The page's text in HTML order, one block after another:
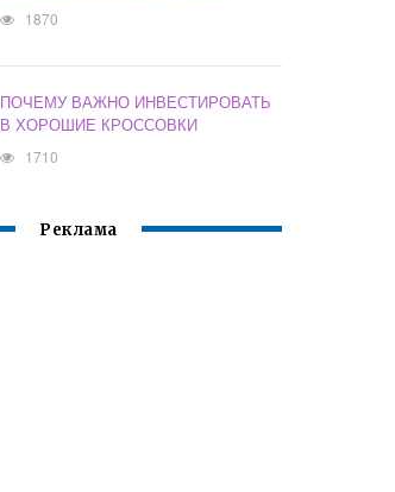
1870
ПОЧЕМУ ВАЖНО ИНВЕСТИРОВАТЬ
В ХОРОШИЕ КРОССОВКИ
1710
Реклама